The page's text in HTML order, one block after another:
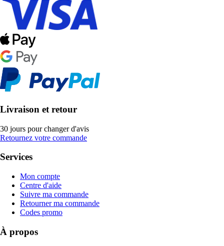
Livraison et retour
30 jours pour changer d'avis
Retournez votre commande
Services
Mon compte
Centre d'aide
Suivre ma commande
Retourner ma commande
Codes promo
À propos